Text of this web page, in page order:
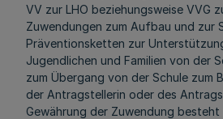
VV zur LHO beziehungsweise VVG
Zuwendungen zum Aufbau und zur
Präventionsketten zur
Jugendlichen und Familien von der
zum Übergang von der Schule zum
der Antragstellerin oder des
Gewährung der Zuwendung besteht